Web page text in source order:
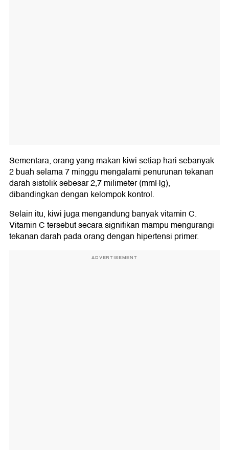
Sementara, orang yang makan kiwi setiap hari sebanyak
2 buah selama 7 minggu mengalami penurunan tekanan
darah sistolik sebesar 2,7 milimeter (mmHg),
dibandingkan dengan kelompok kontrol.
Selain itu, kiwi juga mengandung banyak vitamin C.
Vitamin C tersebut secara signifikan mampu mengurangi
tekanan darah pada orang dengan hipertensi primer.
ADVERTISEMENT